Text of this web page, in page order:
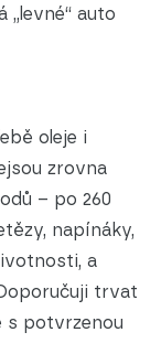
auto
oleje i
zrovna
– po 260
napínáky,
a
trvat
s potvrzenou